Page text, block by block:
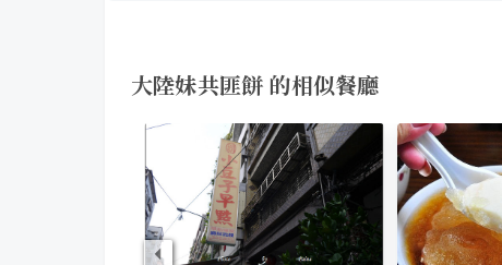
大陸妹共匪餅 的相似餐廳